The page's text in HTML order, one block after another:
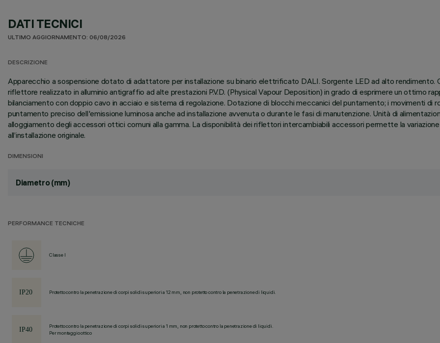
DATI TECNICI
ULTIMO AGGIORNAMENTO: 06/08/2026
DESCRIZIONE
Apparecchio a sospensione dotato di adattatore per installazione su binario elettrificato DALI. Sorgente LED ad alto rendimento.
riflettore realizzato in alluminio antigraffio ad alte prestazioni P.V.D. (Physical Vapour Deposition) in grado di esprimere un ottimo
bilanciamento con doppio cavo in acciaio e sistema di regolazione. Dotazione di blocchi meccanici del puntamento; i movimenti di
puntamento preciso dell'emissione luminosa anche ad installazione avvenuta o durante le fasi di manutenzione. Unità di
alloggiamento degli accessori ottici comuni alla gamma. La disponibilità dei riflettori intercambiabili accessori permette la
all’installazione originale.
DIMENSIONI
Diametro (mm)
PERFORMANCE TECNICHE
Classe I
Protetto contro la penetrazione di corpi solidi superiori a 12 mm, non protetto contro la penetrazione di liquidi.
Protetto contro la penetrazione di corpi solidi superiori a 1 mm, non protetto contro la penetrazione di liquidi.
Per montaggio ottico